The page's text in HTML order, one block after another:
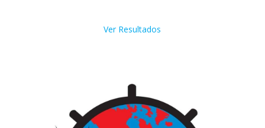
Ver Resultados